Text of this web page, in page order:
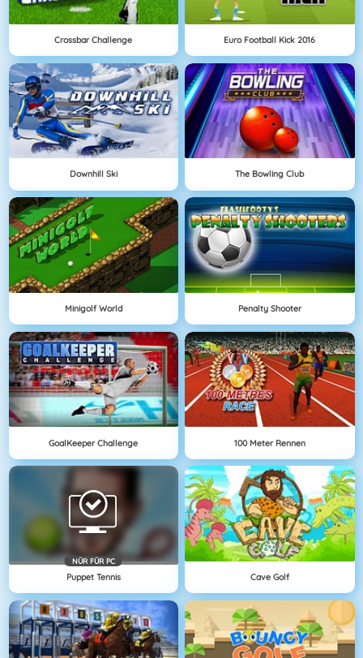
Crossbar Challenge Euro Football Kick 2016
Downhill Ski The Bowling Club
Minigolf World Penalty Shooter
GoalKeeper Challenge 100 Meter Rennen
NÜR FÜR PC
Puppet Tennis Cave Golf